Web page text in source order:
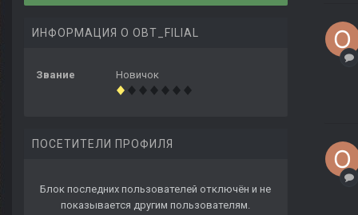
ИНФОРМАЦИЯ О OBT_FILIAL
Звание Новичок
ПОСЕТИТЕЛИ ПРОФИЛЯ
Блок последних пользователей отключён и не
показывается другим пользователям.